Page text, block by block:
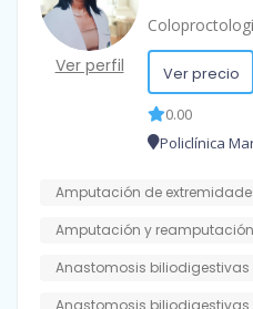
Ver perfil Ver precio
0.00
Policlínica
Amputación de
Amputación y
Anastomosis biliodigestivas
Anastomosis biliodigestivas